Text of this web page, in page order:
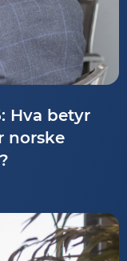
Hva betyr
norske